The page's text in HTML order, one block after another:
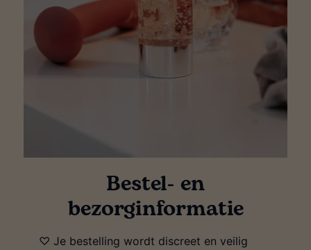
Bestel- en
bezorginformatie
♡ Je bestelling wordt discreet en veilig